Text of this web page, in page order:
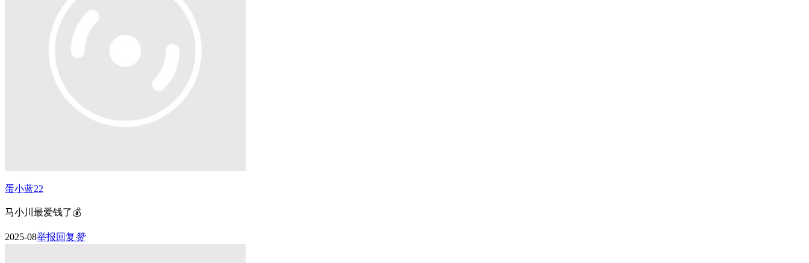
蛋小蓝22
马小川最爱钱了💰
2025-08举报回复赞